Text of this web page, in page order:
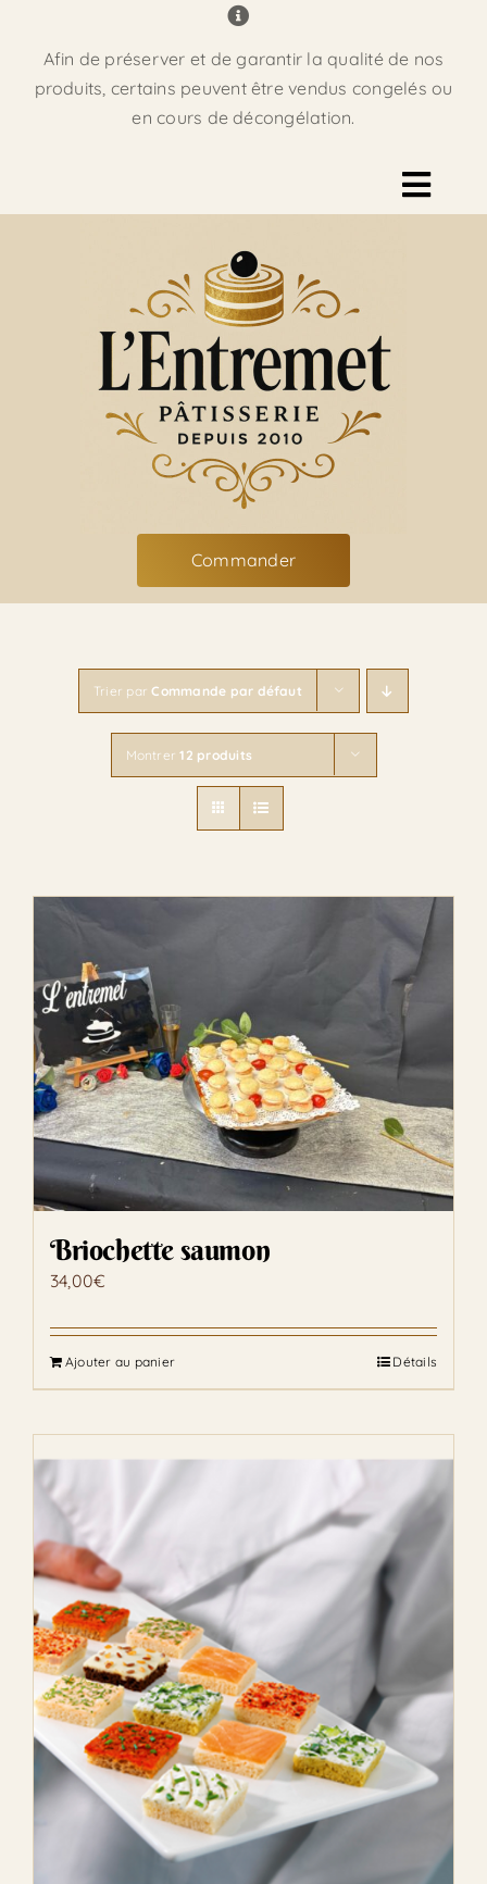
contenu
Afin de préserver et de garantir la qualité de nos
produits, certains peuvent être vendus congelés ou
en cours de décongélation.
Gâteau d’anniversaire
Décoration de gâteaux
Contact
Détails du compte
Commander
Trier parCommande par défaut
Montrer12 produits
Briochette saumon
34,00€
Ajouter au panier Détails